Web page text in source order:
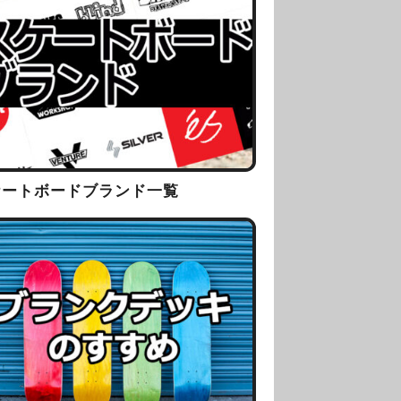
トボードブランド一覧